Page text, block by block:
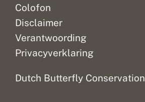
Colofon
Disclaimer
Verantwoording
Privacyverklaring
Dutch Butterfly Conservation